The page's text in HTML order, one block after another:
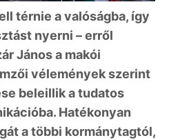
térnie a valóságba, így
nyerni – erről
János a makói
vélemények szerint
beleillik a tudatos
Hatékonyan
a többi kormánytagtól,